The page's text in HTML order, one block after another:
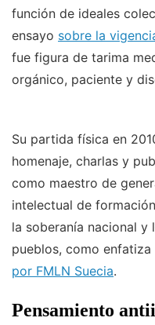
función de ideales
ensayo sobre la
fue figura de tarima
orgánico, paciente y
Su partida física en
homenaje, charlas y
como maestro de
intelectual de
la soberanía nacional y
pueblos, como enfatiza
por FMLN Suecia.
Pensamiento